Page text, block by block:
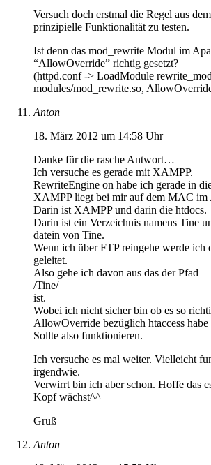
Versuch doch erstmal die Regel aus
prinzipielle Funktionalität zu testen.
Ist denn das mod_rewrite Modul im
“AllowOverride” richtig gesetzt?
(httpd.conf -> LoadModule
modules/mod_rewrite.so,
Anton
18. März 2012 um 14:58 Uhr
Danke für die rasche Antwort…
Ich versuche es gerade mit XAMPP.
RewriteEngine on habe ich gerade in
XAMPP liegt bei mir auf dem MAC im
Darin ist XAMPP und darin die htdocs.
Darin ist ein Verzeichnis namens Tine
datein von Tine.
Wenn ich über FTP reingehe werde ich
geleitet.
Also gehe ich davon aus das der Pfad
/Tine/
ist.
Wobei ich nicht sicher bin ob es so
AllowOverride bezüglich htaccess
Sollte also funktionieren.
Ich versuche es mal weiter. Vielleicht
irgendwie.
Verwirrt bin ich aber schon. Hoffe das
Kopf wächst^^
Gruß
Anton